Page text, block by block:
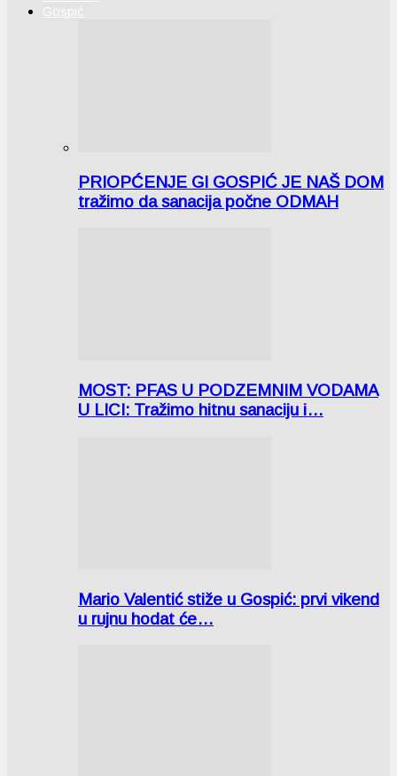
Gospić
PRIOPĆENJE GI GOSPIĆ JE NAŠ DOM
tražimo da sanacija počne ODMAH
MOST: PFAS U PODZEMNIM VODAMA
U LICI: Tražimo hitnu sanaciju i…
Mario Valentić stiže u Gospić: prvi vikend
u rujnu hodat će…